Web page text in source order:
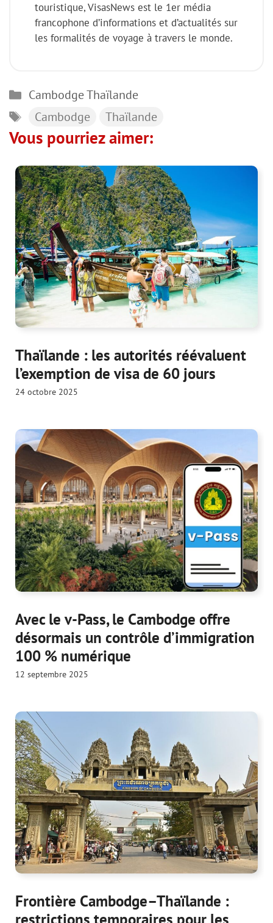
touristique, VisasNews est le 1er média
francophone d’informations et d’actualités sur
les formalités de voyage à travers le monde.
Catégories
CambodgeThaïlande
Étiquettes
Cambodge Thaïlande
Vous pourriez aimer:
Thaïlande : les autorités réévaluent
l’exemption de visa de 60 jours
24 octobre 2025
Avec le v-Pass, le Cambodge offre
désormais un contrôle d’immigration
100 % numérique
12 septembre 2025
Frontière Cambodge–Thaïlande :